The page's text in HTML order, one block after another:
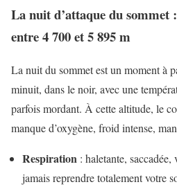
La nuit d’attaque du sommet
entre 4 700 et 5 895 m
La nuit du sommet est un moment à
minuit, dans le noir, avec une
parfois mordant. À cette altitude, le
manque d’oxygène, froid intense,
Respiration : haletante,
jamais reprendre totalement votre